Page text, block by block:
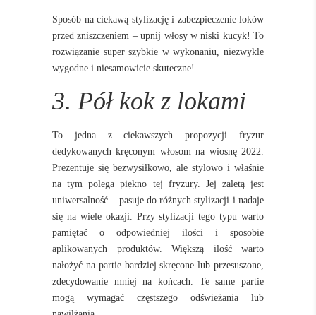
Sposób na ciekawą stylizację i zabezpieczenie loków
przed zniszczeniem – upnij włosy w niski kucyk! To
rozwiązanie super szybkie w wykonaniu, niezwykle
wygodne i niesamowicie skuteczne!
3. Pół kok z lokami
To jedna z ciekawszych propozycji fryzur
dedykowanych kręconym włosom na wiosnę 2022.
Prezentuje się bezwysiłkowo, ale stylowo i właśnie
na tym polega piękno tej fryzury. Jej zaletą jest
uniwersalność – pasuje do różnych stylizacji i nadaje
się na wiele okazji. Przy stylizacji tego typu warto
pamiętać o odpowiedniej ilości i sposobie
aplikowanych produktów. Większą ilość warto
nałożyć na partie bardziej skręcone lub przesuszone,
zdecydowanie mniej na końcach. Te same partie
mogą wymagać częstszego odświeżania lub